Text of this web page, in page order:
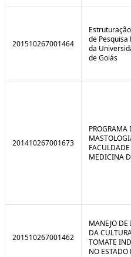
201510267001464
de Pesquisa
da
de Goiás
201410267001673
PROGRAMA
MEDICINA
201510267001462
MANEJO DE
DA
TOMATE
NO ESTADO